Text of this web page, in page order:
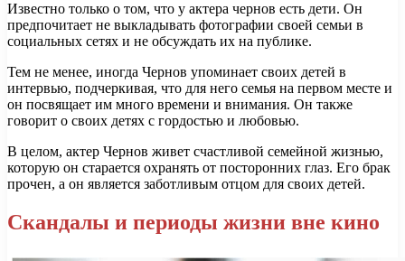
Известно только о том, что у актера чернов есть дети. Он
предпочитает не выкладывать фотографии своей семьи в
социальных сетях и не обсуждать их на публике.
Тем не менее, иногда Чернов упоминает своих детей в
интервью, подчеркивая, что для него семья на первом месте и
он посвящает им много времени и внимания. Он также
говорит о своих детях с гордостью и любовью.
В целом, актер Чернов живет счастливой семейной жизнью,
которую он старается охранять от посторонних глаз. Его брак
прочен, а он является заботливым отцом для своих детей.
Скандалы и периоды жизни вне кино